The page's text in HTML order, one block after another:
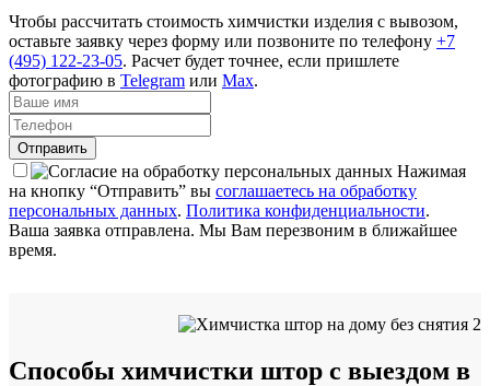
Чтобы рассчитать стоимость химчистки изделия с вывозом,
оставьте заявку через форму или позвоните по телефону +7
(495) 122-23-05. Расчет будет точнее, если пришлете
фотографию в Telegram или Max.
Отправить
Нажимая
на кнопку “Отправить” вы соглашаетесь на обработку
персональных данных. Политика конфиденциальности.
Ваша заявка отправлена. Мы Вам перезвоним в ближайшее
время.
Способы химчистки штор с выездом в